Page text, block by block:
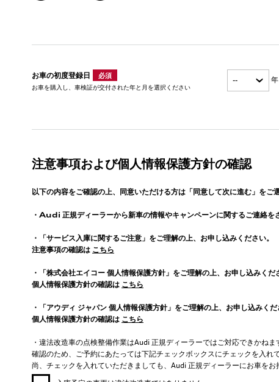
お車の初度登録日 必須
お車を購入し、車検証が交付された年と月を選択ください
年
注意事項および個人情報保護方針の確認
以下の内容をご確認の上、同意いただける方は「同意して次に進む」をご
・ Audi 正規ディーラーから新車の情報やキャンペーンに関するご連絡を
・「サービス入庫に関するご注意」をご理解の上、お申し込みください。
注意事項の確認は こちら
・「株式会社エイコー 個人情報保護方針」をご理解の上、お申し込みくだ
個人情報保護方針の確認は こちら
・「アウディ ジャパン 個人情報保護方針」をご理解の上、お申し込みくだ
個人情報保護方針の確認は こちら
・違法改造車の点検整備作業はAudi 正規ディーラーではご対応できかねま
確認のため、ご予約にあたっては下記チェックボックスにチェックを入れ
尚、チェックを入れていただきましても、Audi 正規ディーラーにお車を